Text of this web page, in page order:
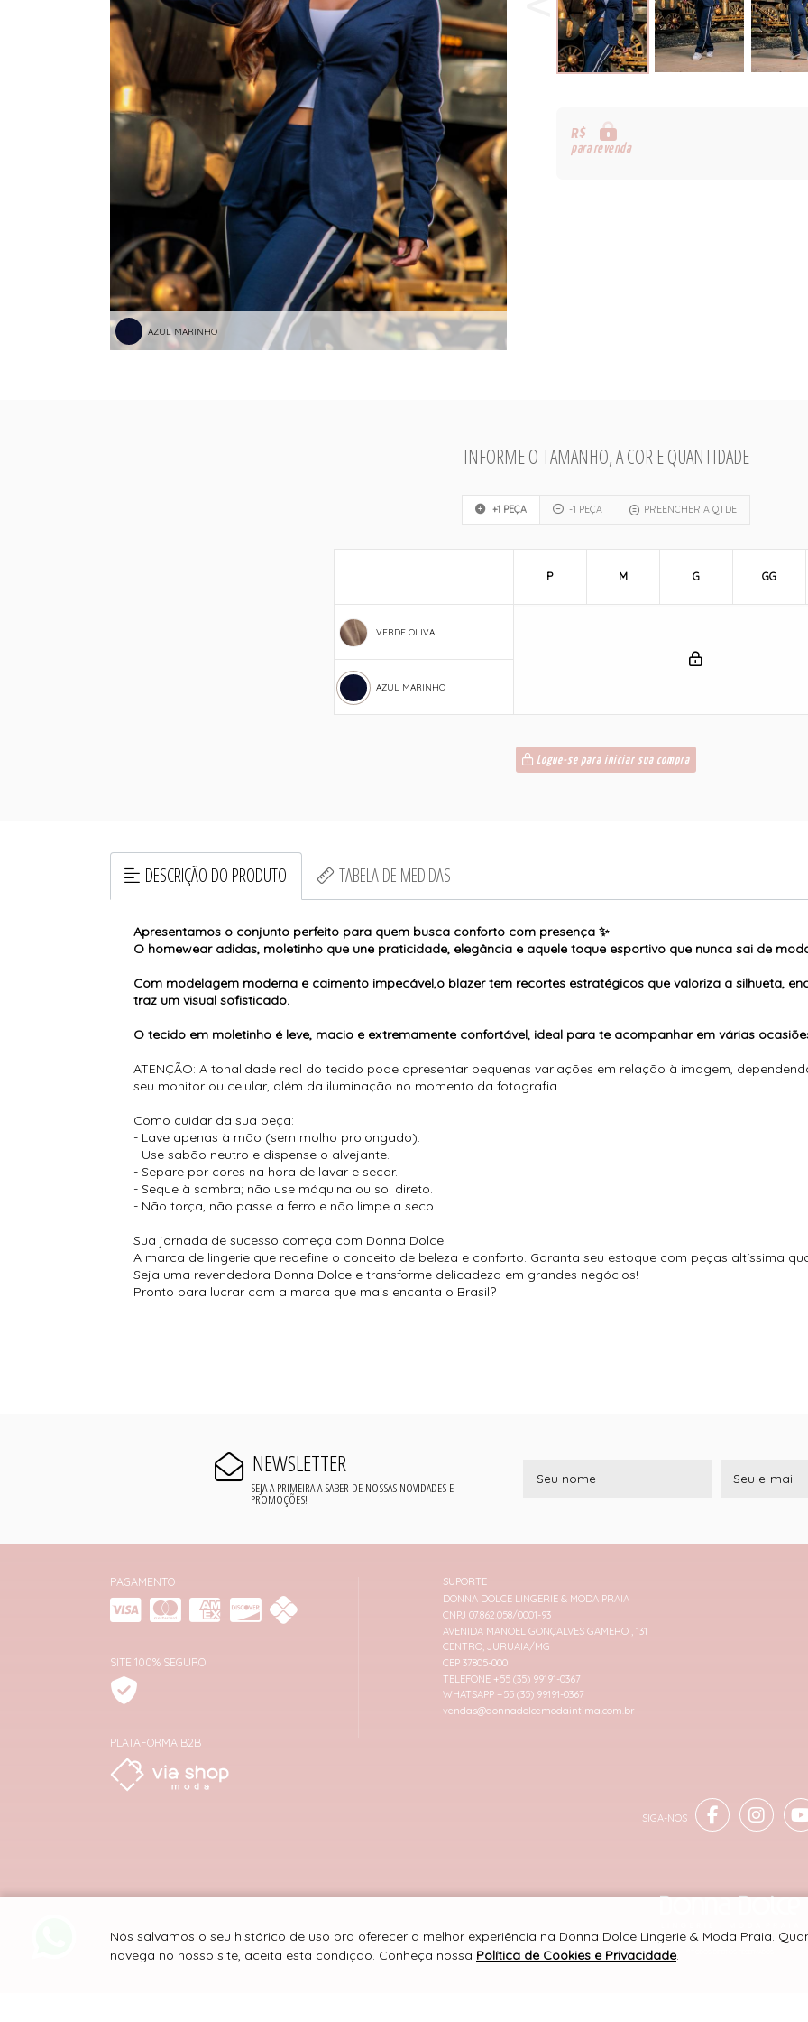
AZUL MARINHO
R$
para revenda
INFORME O TAMANHO, A COR E QUANTIDADE
+1 PEÇA -1 PEÇA PREENCHER A QTDE
VERDE OLIVA
AZUL MARINHO
P M G GG
Logue-se para iniciar sua compra
DESCRIÇÃO DO PRODUTO TABELA DE MEDIDAS
Apresentamos o conjunto perfeito para quem busca conforto com presença ✨
O homewear adidas, moletinho que une praticidade, elegância e aquele toque esportivo que nunca sai de
Com modelagem moderna e caimento impecável,o blazer tem recortes estratégicos que valoriza a silhueta,
traz um visual sofisticado.
O tecido em moletinho é leve, macio e extremamente confortável, ideal para te acompanhar em várias
ATENÇÃO: A tonalidade real do tecido pode apresentar pequenas variações em relação à imagem,
seu monitor ou celular, além da iluminação no momento da fotografia.
Como cuidar da sua peça:
- Lave apenas à mão (sem molho prolongado).
- Use sabão neutro e dispense o alvejante.
- Separe por cores na hora de lavar e secar.
- Seque à sombra; não use máquina ou sol direto.
- Não torça, não passe a ferro e não limpe a seco.
Sua jornada de sucesso começa com Donna Dolce!
A marca de lingerie que redefine o conceito de beleza e conforto. Garanta seu estoque com peças altíssima
Seja uma revendedora Donna Dolce e transforme delicadeza em grandes negócios!
Pronto para lucrar com a marca que mais encanta o Brasil?
NEWSLETTER
SEJA A PRIMEIRA A SABER DE NOSSAS NOVIDADES E
PROMOÇÕES!
PAGAMENTO
SITE 100% SEGURO
PLATAFORMA B2B
SUPORTE
DONNA DOLCE LINGERIE & MODA PRAIA
CNPJ 07.862.058/0001-93
AVENIDA MANOEL GONÇALVES GAMERO , 131
CENTRO, JURUAIA/MG
CEP 37805-000
TELEFONE +55 (35) 99191-0367
WHATSAPP +55 (35) 99191-0367
vendas@donnadolcemodaintima.com.br
Nós salvamos o seu histórico de uso pra oferecer a melhor experiência na Donna Dolce Lingerie & Moda Praia.
navega no nosso site, aceita esta condição. Conheça nossa Política de Cookies e Privacidade.